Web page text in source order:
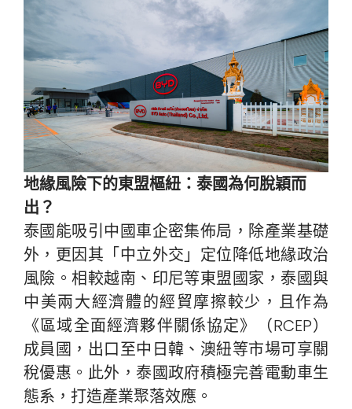
地緣風險下的東盟樞紐：泰國為何脫穎而
出？
泰國能吸引中國車企密集佈局，除產業基礎
外，更因其「中立外交」定位降低地緣政治
風險。相較越南、印尼等東盟國家，泰國與
中美兩大經濟體的經貿摩擦較少，且作為
《區域全面經濟夥伴關係協定》（RCEP）
成員國，出口至中日韓、澳紐等市場可享關
稅優惠。此外，泰國政府積極完善電動車生
態系，打造產業聚落效應。